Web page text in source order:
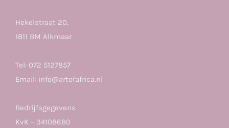
Hekelstraat 20,
1811 BM Alkmaar
Tel: 072 5127857
Email: info@artofafrica.nl
Bedrijfsgegevens
KvK – 34108680